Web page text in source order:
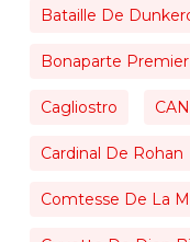
Bataille De
Bonaparte
Cagliostro
Cardinal De Rohan
Comtesse De La